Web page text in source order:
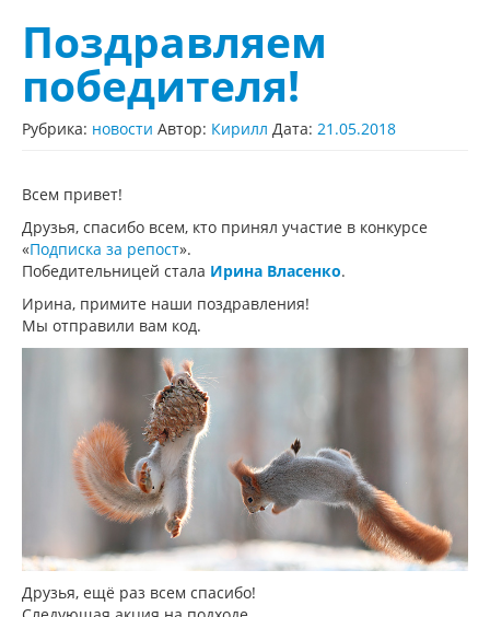
Поздравляем
победителя!
Рубрика: новости Автор: Кирилл Дата: 21.05.2018
Всем привет!
Друзья, спасибо всем, кто принял участие в конкурсе
«Подписка за репост».
Победительницей стала Ирина Власенко.
Ирина, примите наши поздравления!
Мы отправили вам код.
Друзья, ещё раз всем спасибо!